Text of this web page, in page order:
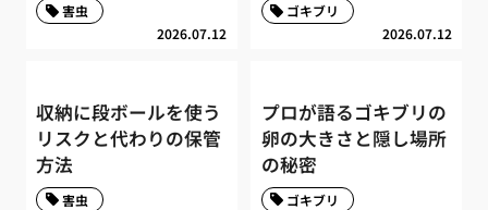
2026.07.12
害虫
2026.07.12
ゴキブリ
収納に段ボールを使う
リスクと代わりの保管
方法
害虫
プロが語るゴキブリの
卵の大きさと隠し場所
の秘密
ゴキブリ